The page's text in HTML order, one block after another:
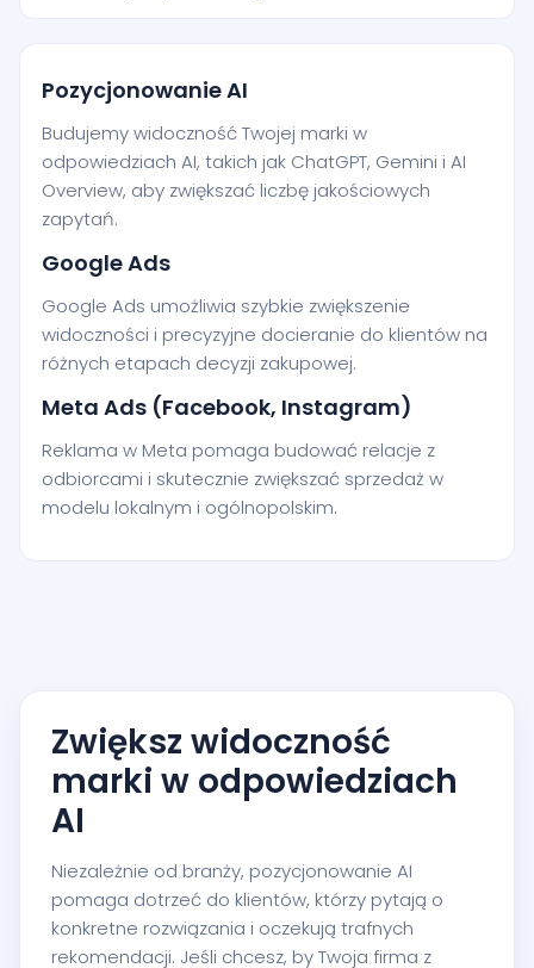
Pozycjonowanie AI
Budujemy widoczność Twojej marki w
odpowiedziach AI, takich jak ChatGPT, Gemini i AI
Overview, aby zwiększać liczbę jakościowych
zapytań.
Google Ads
Google Ads umożliwia szybkie zwiększenie
widoczności i precyzyjne docieranie do klientów na
różnych etapach decyzji zakupowej.
Meta Ads (Facebook, Instagram)
Reklama w Meta pomaga budować relacje z
odbiorcami i skutecznie zwiększać sprzedaż w
modelu lokalnym i ogólnopolskim.
Zwiększ widoczność
marki w odpowiedziach
AI
Niezależnie od branży, pozycjonowanie AI
pomaga dotrzeć do klientów, którzy pytają o
konkretne rozwiązania i oczekują trafnych
rekomendacji. Jeśli chcesz, by Twoja firma z